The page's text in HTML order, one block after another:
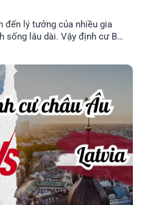
đến lý tưởng của nhiều gia
sống lâu dài. Vậy định cư Ba